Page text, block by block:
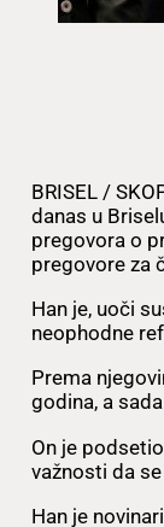
BRISEL /
danas u
pregovora o
pregovore za
Han je, uoči
neophodne
Prema
godina, a
On je
važnosti da
Han je